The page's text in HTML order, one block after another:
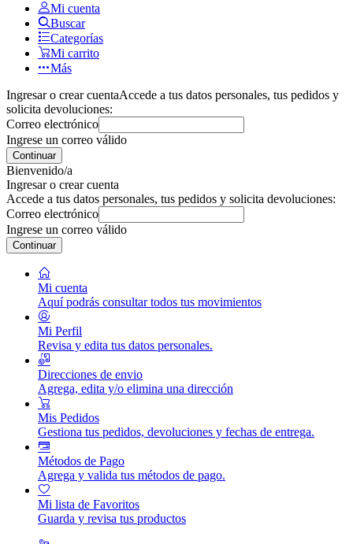
Mi cuenta
Buscar
Categorías
Mi carrito
Más
Ingresar o crear cuentaAccede a tus datos personales, tus pedidos y
solicita devoluciones:
Correo electrónico
Ingrese un correo válido
Continuar
Bienvenido/a
Ingresar o crear cuenta
Accede a tus datos personales, tus pedidos y solicita devoluciones:
Correo electrónico
Ingrese un correo válido
Continuar
Mi cuenta
Aquí podrás consultar todos tus movimientos
Mi Perfil
Revisa y edita tus datos personales.
Direcciones de envio
Agrega, edita y/o elimina una dirección
Mis Pedidos
Gestiona tus pedidos, devoluciones y fechas de entrega.
Métodos de Pago
Agrega y valida tus métodos de pago.
Mi lista de Favoritos
Guarda y revisa tus productos